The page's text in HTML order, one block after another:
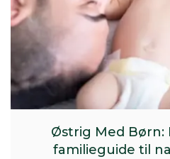
Østrig Med Børn:
familieguide til